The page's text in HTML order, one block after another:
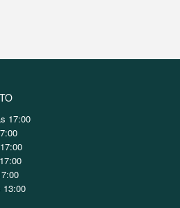
17:00
13:00